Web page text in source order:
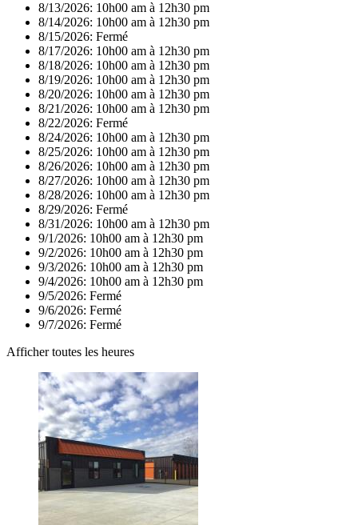
8/13/2026: 10h00 am à 12h30 pm
8/14/2026: 10h00 am à 12h30 pm
8/15/2026: Fermé
8/17/2026: 10h00 am à 12h30 pm
8/18/2026: 10h00 am à 12h30 pm
8/19/2026: 10h00 am à 12h30 pm
8/20/2026: 10h00 am à 12h30 pm
8/21/2026: 10h00 am à 12h30 pm
8/22/2026: Fermé
8/24/2026: 10h00 am à 12h30 pm
8/25/2026: 10h00 am à 12h30 pm
8/26/2026: 10h00 am à 12h30 pm
8/27/2026: 10h00 am à 12h30 pm
8/28/2026: 10h00 am à 12h30 pm
8/29/2026: Fermé
8/31/2026: 10h00 am à 12h30 pm
9/1/2026: 10h00 am à 12h30 pm
9/2/2026: 10h00 am à 12h30 pm
9/3/2026: 10h00 am à 12h30 pm
9/4/2026: 10h00 am à 12h30 pm
9/5/2026: Fermé
9/6/2026: Fermé
9/7/2026: Fermé
Afficher toutes les heures